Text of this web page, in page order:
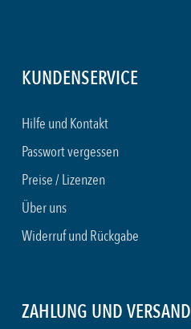
KUNDENSERVICE
Hilfe und Kontakt
Passwort vergessen
Preise / Lizenzen
Über uns
Widerruf und Rückgabe
ZAHLUNG UND VERSAND